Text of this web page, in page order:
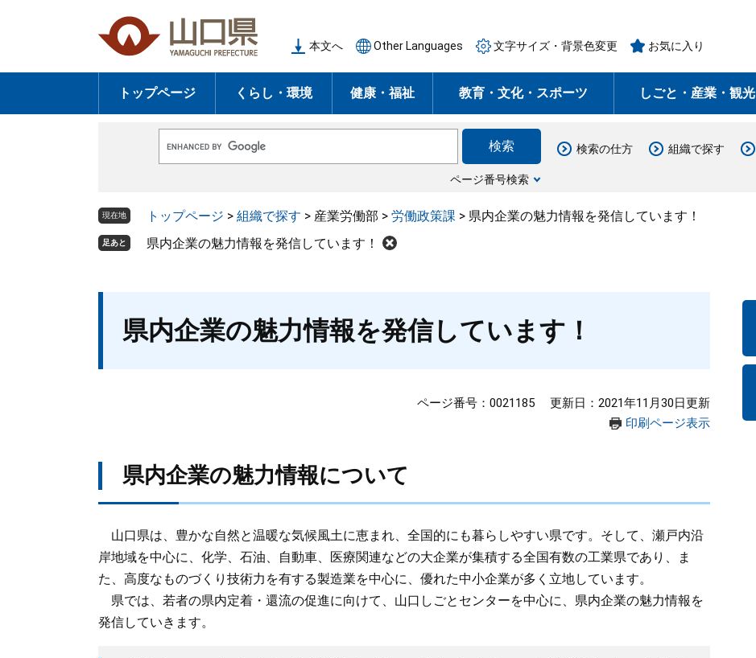
の
頭
ー
飛
本文へ Other Languages 文字サイズ・背景色変更 お気に入り
トップページ くらし・環境 健康・福祉 教育・文化・スポーツ しごと・産業・観光
o
e
ス
ページ番号検索
検索の仕方 組織で探す
現在地 トップページ > 組織で探す > 産業労働部 > 労働政策課 > 県内企業の魅力情報を発信しています！
足あと 県内企業の魅力情報を発信しています！
県内企業の魅力情報を発信しています！
ページ番号：0021185
更新日：2021年11月30日更新
印刷ページ表示
県内企業の魅力情報について
山口県は、豊かな自然と温暖な気候風土に恵まれ、全国的にも暮らしやすい県です。そして、瀬戸内沿
岸地域を中心に、化学、石油、自動車、医療関連などの大企業が集積する全国有数の工業県であり、ま
た、高度なものづくり技術力を有する製造業を中心に、優れた中小企業が多く立地しています。
県では、若者の県内定着・還流の促進に向けて、山口しごとセンターを中心に、県内企業の魅力情報を
発信していきます。